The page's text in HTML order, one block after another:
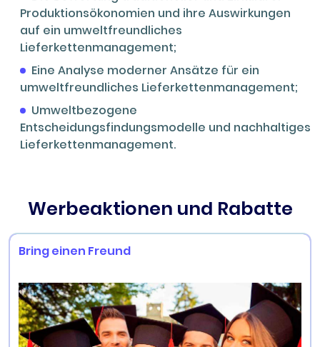
Produktionsökonomien und ihre Auswirkungen
auf ein umweltfreundliches
Lieferkettenmanagement;
Eine Analyse moderner Ansätze für ein
umweltfreundliches Lieferkettenmanagement;
Umweltbezogene
Entscheidungsfindungsmodelle und nachhaltiges
Lieferkettenmanagement.
Werbeaktionen und Rabatte
Bring einen Freund